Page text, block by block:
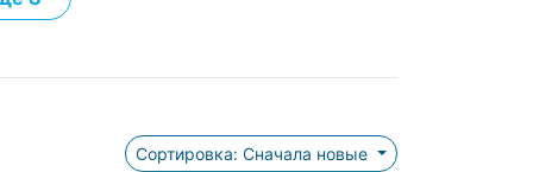
Сортировка: Сначала новые